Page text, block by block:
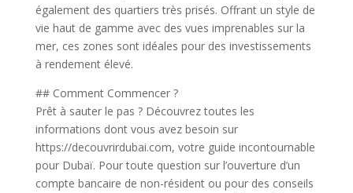
également des quartiers très prisés. Offrant un style de
vie haut de gamme avec des vues imprenables sur la
mer, ces zones sont idéales pour des investissements
à rendement élevé.
## Comment Commencer ?
Prêt à sauter le pas ? Découvrez toutes les
informations dont vous avez besoin sur
https://decouvrirdubai.com, votre guide incontournable
pour Dubaï. Pour toute question sur l’ouverture d’un
compte bancaire de non-résident ou pour des conseils